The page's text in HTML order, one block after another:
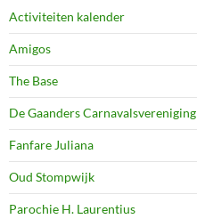
Activiteiten kalender
Amigos
The Base
De Gaanders Carnavalsvereniging
Fanfare Juliana
Oud Stompwijk
Parochie H. Laurentius